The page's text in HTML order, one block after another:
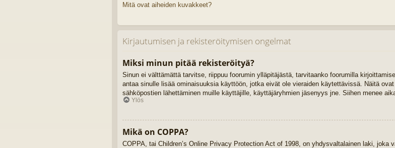
Mitä ovat aiheiden kuvakkeet?
Kirjautumisen ja rekisteröitymisen ongelmat
Miksi minun pitää rekisteröityä?
Sinun ei välttämättä tarvitse, riippuu foorumin ylläpitäjästä, tarvitaanko foorumilla
antaa sinulle lisää ominaisuuksia käyttöön, jotka eivät ole vieraiden käytettävissä. Näitä
sähköpostien lähettäminen muille käyttäjille, käyttäjäryhmien jäsenyys jne. Siihen menee
Ylös
Mikä on COPPA?
COPPA, tai Children’s Online Privacy Protection Act of 1998, on yhdysvaltalainen laki,